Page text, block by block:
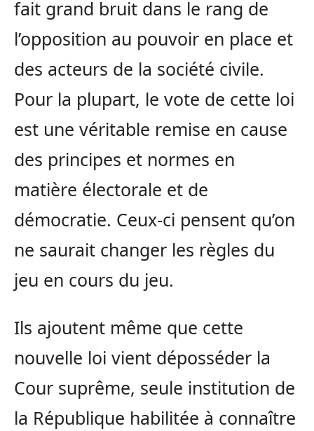
fait grand bruit dans le rang de
l’opposition au pouvoir en place et
des acteurs de la société civile.
Pour la plupart, le vote de cette loi
est une véritable remise en cause
des principes et normes en
matière électorale et de
démocratie. Ceux-ci pensent qu’on
ne saurait changer les règles du
jeu en cours du jeu.
Ils ajoutent même que cette
nouvelle loi vient déposséder la
Cour suprême, seule institution de
la République habilitée à connaître